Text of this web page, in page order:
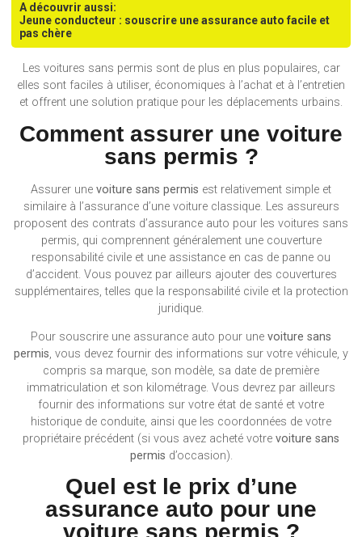
A découvrir aussi:
Jeune conducteur : souscrire une assurance auto facile et
pas chère
Les voitures sans permis sont de plus en plus populaires, car
elles sont faciles à utiliser, économiques à l’achat et à l’entretien
et offrent une solution pratique pour les déplacements urbains.
Comment assurer une voiture
sans permis ?
Assurer une voiture sans permis est relativement simple et
similaire à l’assurance d’une voiture classique. Les assureurs
proposent des contrats d’assurance auto pour les voitures sans
permis, qui comprennent généralement une couverture
responsabilité civile et une assistance en cas de panne ou
d’accident. Vous pouvez par ailleurs ajouter des couvertures
supplémentaires, telles que la responsabilité civile et la protection
juridique.
Pour souscrire une assurance auto pour une voiture sans
permis, vous devez fournir des informations sur votre véhicule, y
compris sa marque, son modèle, sa date de première
immatriculation et son kilométrage. Vous devrez par ailleurs
fournir des informations sur votre état de santé et votre
historique de conduite, ainsi que les coordonnées de votre
propriétaire précédent (si vous avez acheté votre voiture sans
permis d’occasion).
Quel est le prix d’une
assurance auto pour une
voiture sans permis ?